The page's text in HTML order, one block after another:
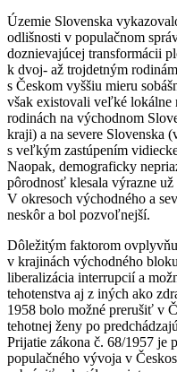
Územie Slovenska
odlišnosti v populačnom
doznievajúcej transformácii
k dvoj- až trojdetným
s Českom vyššiu mieru
však existovali veľké lokálne
rodinách na východnom
kraji) a na severe Slovenska
s veľkým zastúpením
Naopak, demograficky
pôrodnosť klesala výrazne
V okresoch východného a
neskôr a bol pozvoľnejší.
Dôležitým faktorom
v krajinách východného
liberalizácia interrupcií a
tehotenstva aj z iných ako
1958 bolo možné prerušiť v
tehotnej ženy po
Prijatie zákona č. 68/1957 je
populačného vývoja v